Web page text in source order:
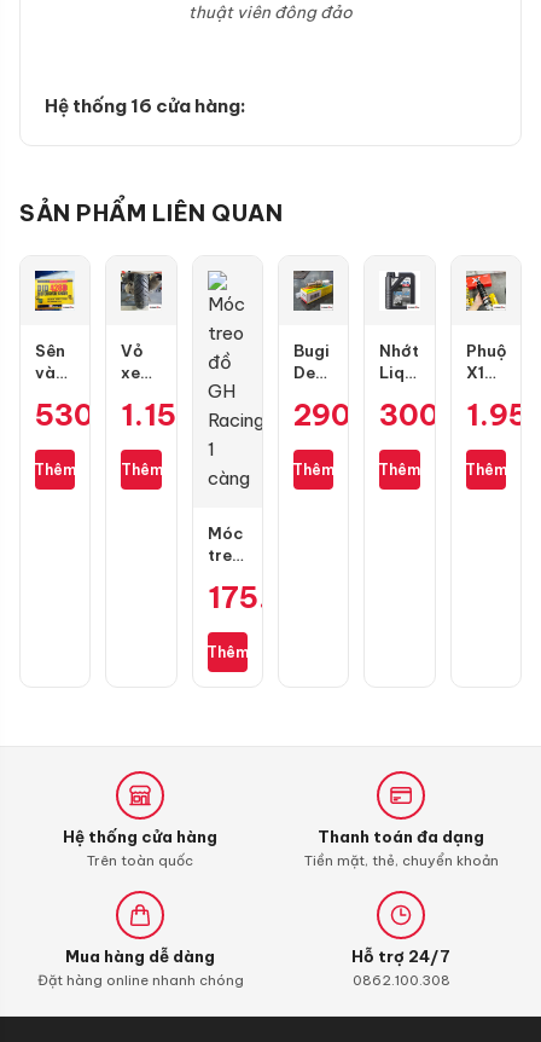
thuật viên đông đảo
Hệ thống 16 cửa hàng:
SẢN PHẨM LIÊN QUAN
Sên
vàng
9 ly
(chính
hãng)
530.000₫
Thêm
Vỏ
xe
Scoot
130/70-
13
1.154.000 ₫
Thêm
Móc
treo
GH
1
càng
175.000
Thêm
Bugi
Denso
Air
PCX,
Lead,
290.000₫
Thêm
Nhớt
Liqui
Motorbike
4T
10W40
300.000₫
Thêm
Phuộc
X1R
bình
cho
Vario
Thêm
Hệ thống cửa hàng
Trên toàn quốc
Thanh toán đa dạng
Tiền mặt, thẻ, chuyển khoản
Mua hàng dễ dàng
Đặt hàng online nhanh chóng
Hỗ trợ 24/7
0862.100.308